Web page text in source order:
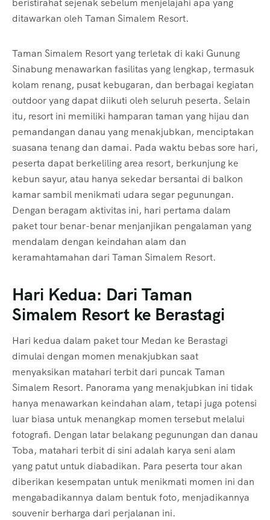
ditawarkan oleh Taman Simalem Resort.
Taman Simalem Resort yang terletak di kaki Gunung
Sinabung menawarkan fasilitas yang lengkap, termasuk
kolam renang, pusat kebugaran, dan berbagai kegiatan
outdoor yang dapat diikuti oleh seluruh peserta. Selain
itu, resort ini memiliki hamparan taman yang hijau dan
pemandangan danau yang menakjubkan, menciptakan
suasana tenang dan damai. Pada waktu bebas sore hari,
peserta dapat berkeliling area resort, berkunjung ke
kebun sayur, atau hanya sekedar bersantai di balkon
kamar sambil menikmati udara segar pegunungan.
Dengan beragam aktivitas ini, hari pertama dalam
paket tour benar-benar menjanjikan pengalaman yang
mendalam dengan keindahan alam dan
keramahtamahan dari Taman Simalem Resort.
Hari Kedua: Dari Taman
Simalem Resort ke Berastagi
Hari kedua dalam paket tour Medan ke Berastagi
dimulai dengan momen menakjubkan saat
menyaksikan matahari terbit dari puncak Taman
Simalem Resort. Panorama yang menakjubkan ini tidak
hanya menawarkan keindahan alam, tetapi juga potensi
luar biasa untuk menangkap momen tersebut melalui
fotografi. Dengan latar belakang pegunungan dan danau
Toba, matahari terbit di sini adalah karya seni alam
yang patut untuk diabadikan. Para peserta tour akan
diberikan kesempatan untuk menikmati momen ini dan
mengabadikannya dalam bentuk foto, menjadikannya
souvenir berharga dari perjalanan ini.